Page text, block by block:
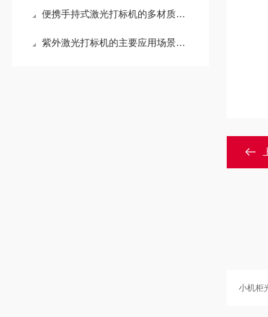
便携手持式激光打标机的多材质打标适配能力介绍
紫外激光打标机的主要应用场景及运行要点